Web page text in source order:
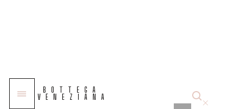
BOTTEGA
VENEZIANA
SOLUZIONI